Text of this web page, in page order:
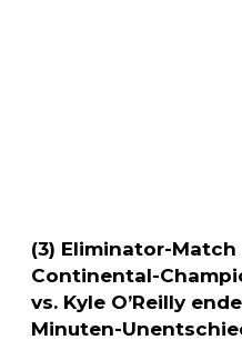
(3) Eliminator-Match
Continental-
vs. Kyle O’Reilly
Minuten-